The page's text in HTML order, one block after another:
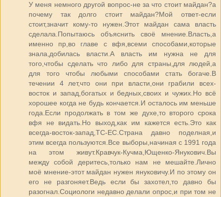
У меня немного другой вопрос-не за что стоит майдан?а
почему так долго стоит майдан?Мой ответ-если
стоит,значит кому-то нужен.Этот майдан сама власть
сделала.Попытаюсь объяснить своё мнение.Власть,а
именно пр,во главе с вфя,всеми способами,которые
знала,добилась власти.А власть им нужна не для
того,чтобы сделать что либо для страны,для людей,а
для того чтобы любыми способами стать богаче.В
течении 4 лет,что они при власти,они грабили всех-
восток и запад,богатых и бедных,своих и чужих.Но всё
хорошее когда не будь кончается.И осталось им меньше
года.Если продолжать в том же духе,то второго срока
вфя не видать.Но выход,как им кажется есть.Это как
всегда-восток-запад,ТС-ЕС.Страна давно поделная,и
этим всегда пользуются.Все выборы,начиная с 1991 года
на этом живут.Кравчук-Кучма,Ющенко-Янукович.Вы
между собой деритесь,только нам не мешайте.Лично
моё мнение-этот майдан нужен януковичу.И по этому он
его не разгоняет.Ведь если бы захотел,то давно бы
разогнал.Социологи недавно делали опрос,и при том не